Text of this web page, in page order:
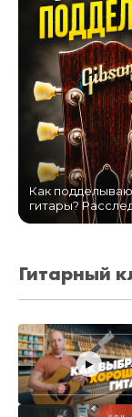
Как
гитары?
Гитарный